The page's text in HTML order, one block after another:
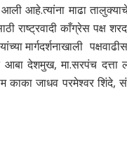
आहे.त्यांना माढा
राष्ट्रवादी काँग्रेस पक्ष
मार्गदर्शनाखाली
आबा देशमुख, मा.सरपंच
काका जाधव परमेश्वर शिंदे,